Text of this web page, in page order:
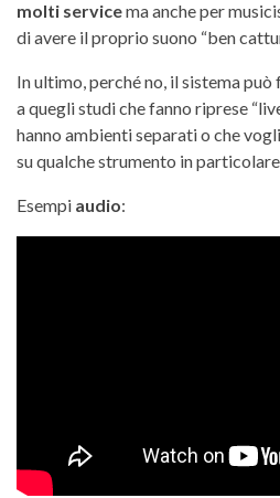
molti servicema anche per
di avere il proprio suono “ben
In ultimo, perché no, il sistema
a quegli studi che fanno riprese
hanno ambienti separati o che
su qualche strumento in
Esempi audio: